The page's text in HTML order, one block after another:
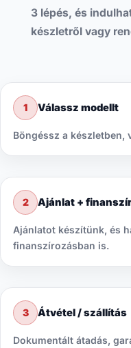
3 lépés, és
készletről vagy
1 Válassz modellt
Böngéssz a készletben,
2 Ajánlat +
Ajánlatot készítünk, és
finanszírozásban is.
3 Átvétel / szállítás
Dokumentált átadás,